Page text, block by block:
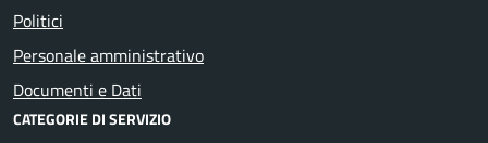
Politici
Personale amministrativo
Documenti e Dati
CATEGORIE DI SERVIZIO